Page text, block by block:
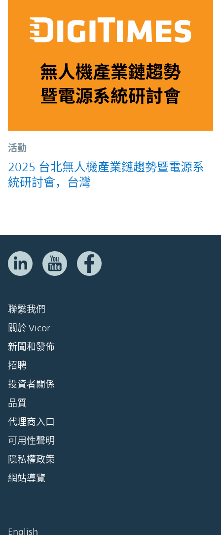
活動
2025 台北無人機產業鏈趨勢暨電源系
統研討會，台灣
聯繫我們
關於 Vicor
新聞和發佈
招聘
投資者關係
品質
代理商入口
可用性聲明
隱私權政策
網站導覽
English